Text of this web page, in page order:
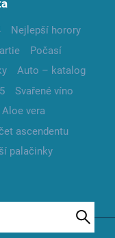
Nejlepší horory
Počasí
Auto – katalog
Svařené víno
Aloe vera
ascendentu
palačinky